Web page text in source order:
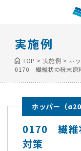
実施例
TOP > 実施例 > ホ
0170 繊維状の粉末原
ホッパー（
0170 繊維
対策